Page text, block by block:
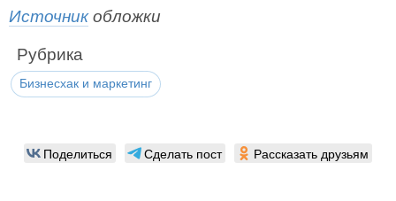
Источникобложки
Рубрика
Бизнесхак и маркетинг
Поделиться Сделать пост Рассказать друзьям